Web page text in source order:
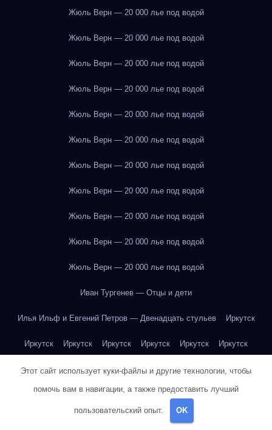
Жюль Верн — 20 000 лье под водой
Жюль Верн — 20 000 лье под водой
Жюль Верн — 20 000 лье под водой
Жюль Верн — 20 000 лье под водой
Жюль Верн — 20 000 лье под водой
Жюль Верн — 20 000 лье под водой
Жюль Верн — 20 000 лье под водой
Жюль Верн — 20 000 лье под водой
Жюль Верн — 20 000 лье под водой
Жюль Верн — 20 000 лье под водой
Жюль Верн — 20 000 лье под водой
Иван Тургенев — Отцы и дети
Илья Ильф и Евгений Петров — Двенадцать стульев Иркутск
Иркутск Иркутск Иркутск Иркутск Иркутск Иркутск
Иркутск Иркутск Иркутск Иркутск Иркутск Иркутск
Иркутск Иркутск Иркутск Иркутск Иркутск Иркутск
Иркутск Йогурт
Этот сайт использует куки-файлы и другие технологии, чтобы
помочь вам в навигации, а также предоставить лучший
пользовательский опыт. OK